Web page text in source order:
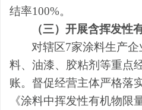
结率100%。
（三）开展含挥发性
对辖区7家涂料生产企
料、油漆、胶粘剂等重点
账。督促经营主体严格落
《涂料中挥发性有机物限